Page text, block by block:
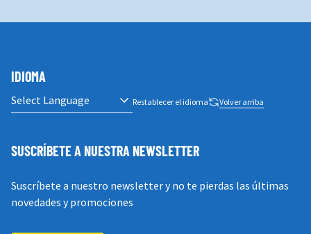
IDIOMA
Restablecer el idioma Volver arriba
SUSCRÍBETE A NUESTRA NEWSLETTER
Suscríbete a nuestro newsletter y no te pierdas las últimas
novedades y promociones